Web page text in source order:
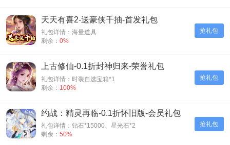
抢礼包
天天有喜2-送豪侠千抽-首发礼包
礼包详情：海量道具
剩余： 0%
抢礼包
上古修仙-0.1折封神归来-荣誉礼包
礼包详情：时装自选宝箱*1
剩余： 100%
抢礼包
约战：精灵再临-0.1折怀旧版-会员礼包
礼包详情：钻石*15000、星光石*2
剩余： 50%